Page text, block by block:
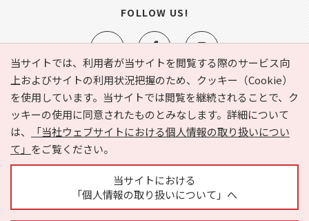
当サイトでは、利用者が当サイトを閲覧する際のサービス向
上およびサイトの利用状況把握のため、クッキー（Cookie）
を使用しています。当サイトでは閲覧を継続されることで、ク
ッキーの使用に同意されたものとみなします。詳細について
は、
「当社ウェブサイトにおける個人情報の取り扱いについ
て」 をご覧ください。
当サイトにおける
「個人情報の取り扱いについて」へ
e-NAVITA（イーナビタ）とは？ お気に入り
ヘルプ
利用規約
個人情報の取り扱いについて
運営会社
サイトマップ
広告掲載に関するお問い合わせ
FOLLOW US!